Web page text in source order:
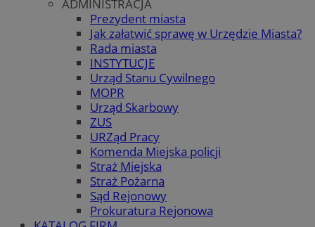
ADMINISTRACJA
Prezydent miasta
Jak załatwić sprawę w Urzędzie Miasta?
Rada miasta
INSTYTUCJE
Urząd Stanu Cywilnego
MOPR
Urząd Skarbowy
ZUS
URZąd Pracy
Komenda Miejska policji
Straż Miejska
Straż Pożarna
Sąd Rejonowy
Prokuratura Rejonowa